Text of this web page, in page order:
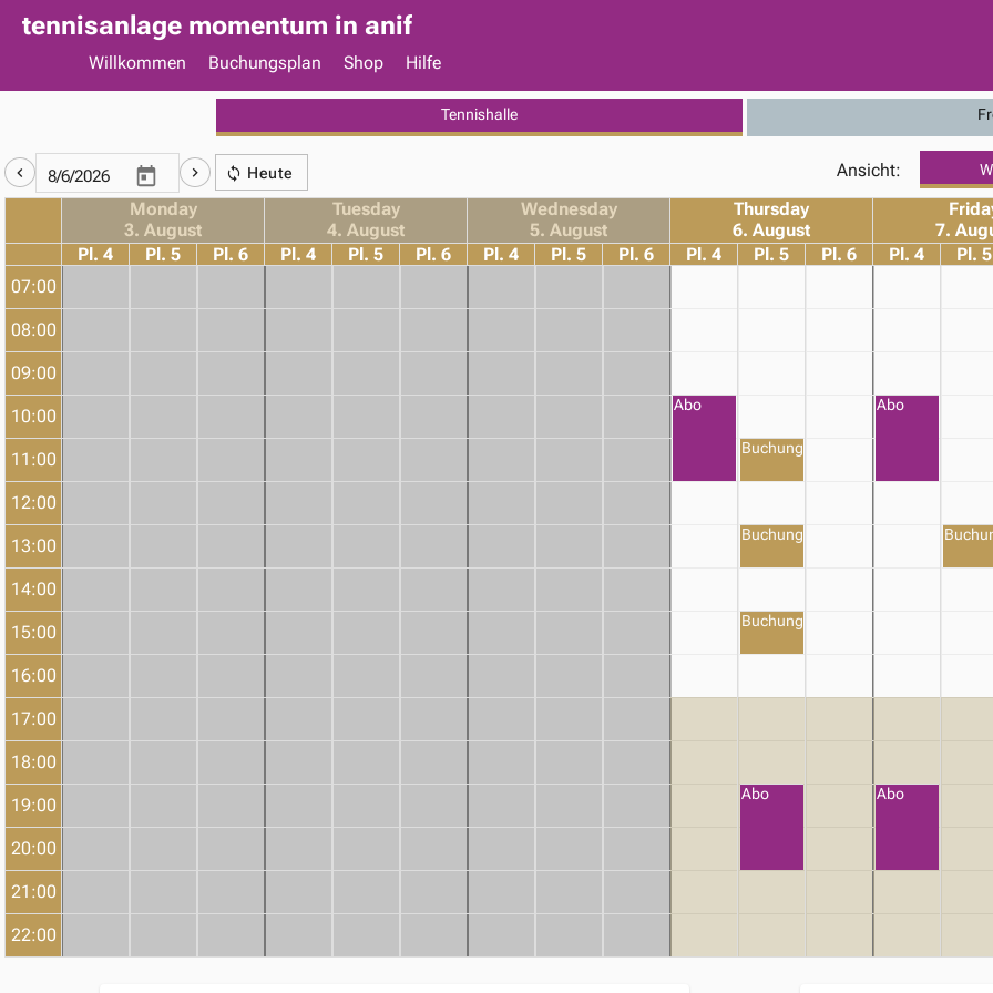
tennisanlage momentum in anif
Willkommen Buchungsplan Shop Hilfe
Tennishalle
Heute Ansicht:
Monday
3. August
Tuesday
4. August
Wednesday
5. August
Thursday
6. August
7.
Pl. 4
Pl. 5 Pl. 6 Pl. 4 Pl. 5 Pl. 6 Pl. 4 Pl. 5 Pl. 6 Pl. 4 Pl. 5 Pl. 6 Pl. 4
Pl. 5
07:00
08:00
09:00
10:00
11:00
12:00
13:00
14:00
15:00
16:00
17:00
18:00
19:00
20:00
21:00
22:00
Abo
Buchung
Buchung
Buchung
Abo
Abo
Abo